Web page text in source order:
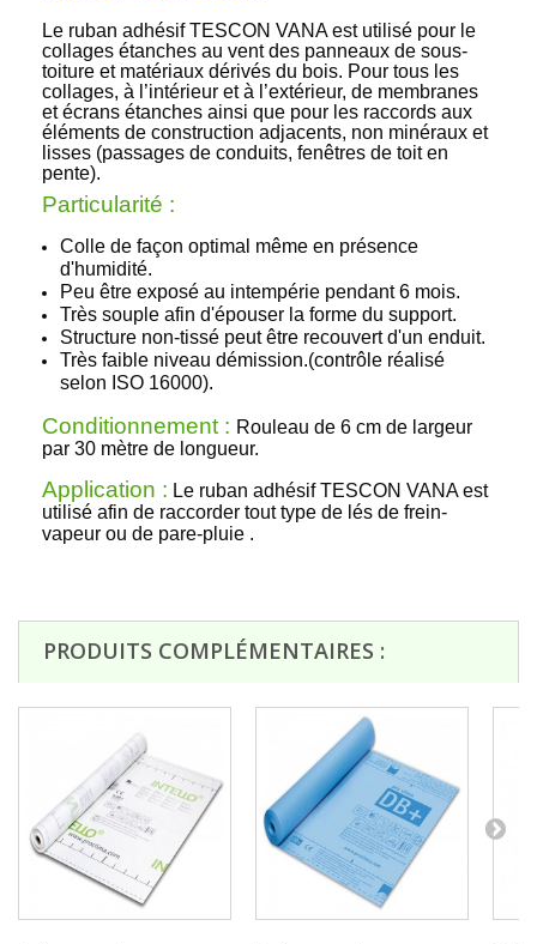
Le ruban adhésif TESCON VANA est utilisé pour le
collages étanches au vent des panneaux de sous-
toiture et matériaux dérivés du bois. Pour tous les
collages, à l’intérieur et à l’extérieur, de membranes
et écrans étanches ainsi que pour les raccords aux
éléments de construction adjacents, non minéraux et
lisses (passages de conduits, fenêtres de toit en
pente).
Particularité :
Colle de façon optimal même en présence
d'humidité.
Peu être exposé au intempérie pendant 6 mois.
Très souple afin d'épouser la forme du support.
Structure non-tissé peut être recouvert d'un enduit.
Très faible niveau démission.(contrôle réalisé
selon ISO 16000).
Conditionnement : Rouleau de 6 cm de largeur
par 30 mètre de longueur.
Application : Le ruban adhésif TESCON VANA est
utilisé afin de raccorder tout type de lés de frein-
vapeur ou de pare-pluie .
PRODUITS COMPLÉMENTAIRES :